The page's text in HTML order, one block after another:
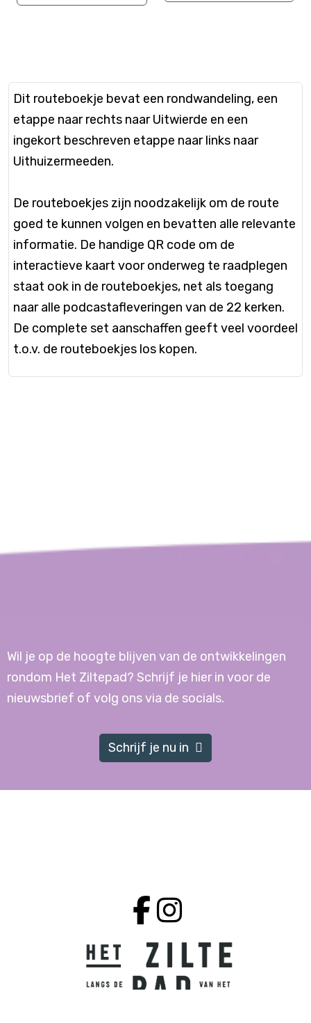
Dit routeboekje bevat een rondwandeling, een
etappe naar rechts naar Uitwierde en een
ingekort beschreven etappe naar links naar
Uithuizermeeden.
De routeboekjes zijn noodzakelijk om de route
goed te kunnen volgen en bevatten alle relevante
informatie. De handige QR code om de
interactieve kaart voor onderweg te raadplegen
staat ook in de routeboekjes, net als toegang
naar alle podcastafleveringen van de 22 kerken.
De complete set aanschaffen geeft veel voordeel
t.o.v. de routeboekjes los kopen.
Wil je op de hoogte blijven van de ontwikkelingen
rondom Het Ziltepad? Schrijf je hier in voor de
nieuwsbrief of volg ons via de socials.
Schrijf je nu in